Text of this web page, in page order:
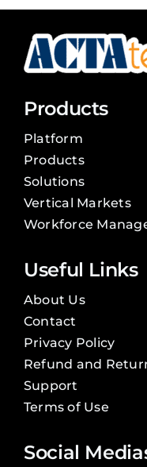
Products
Platform
Products
Solutions
Vertical Markets
Workforce
Useful Links
About Us
Contact
Privacy Policy
Refund and
Support
Terms of Use
Social